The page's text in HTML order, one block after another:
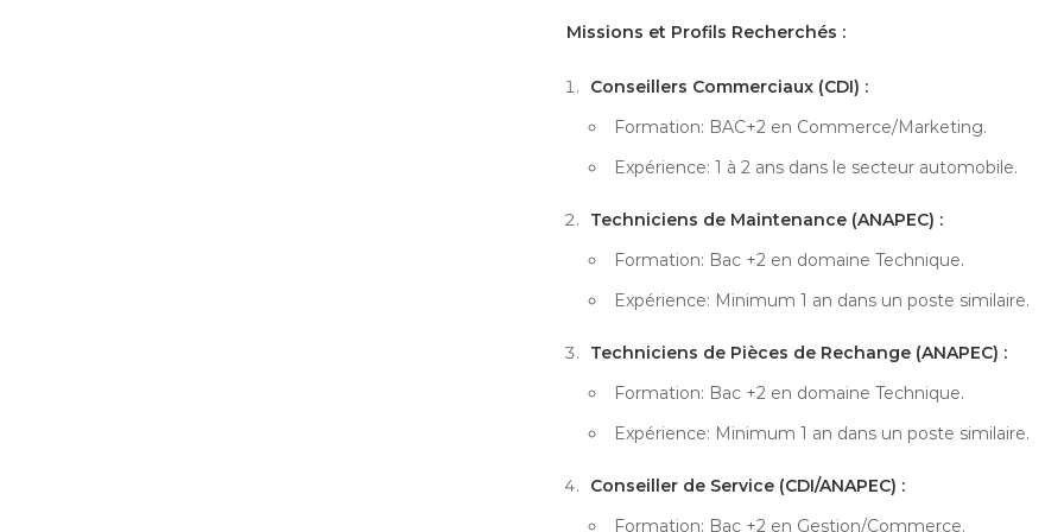
Missions et Profils Recherchés :
Conseillers Commerciaux (CDI) :
Formation: BAC+2 en Commerce/Marketing.
Expérience: 1 à 2 ans dans le secteur automobile.
Techniciens de Maintenance (ANAPEC) :
Formation: Bac +2 en domaine Technique.
Expérience: Minimum 1 an dans un poste similaire.
Techniciens de Pièces de Rechange (ANAPEC) :
Formation: Bac +2 en domaine Technique.
Expérience: Minimum 1 an dans un poste similaire.
Conseiller de Service (CDI/ANAPEC) :
Formation: Bac +2 en Gestion/Commerce.